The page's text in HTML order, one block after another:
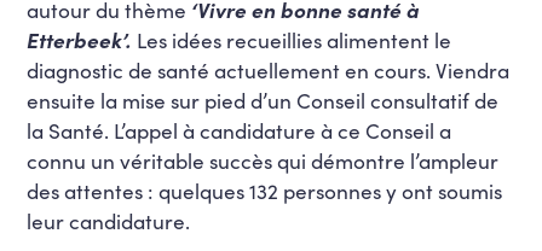
autour du thème ‘Vivre en bonne santé à
Etterbeek’. Les idées recueillies alimentent le
diagnostic de santé actuellement en cours. Viendra
ensuite la mise sur pied d’un Conseil consultatif de
la Santé. L’appel à candidature à ce Conseil a
connu un véritable succès qui démontre l’ampleur
des attentes : quelques 132 personnes y ont soumis
leur candidature.